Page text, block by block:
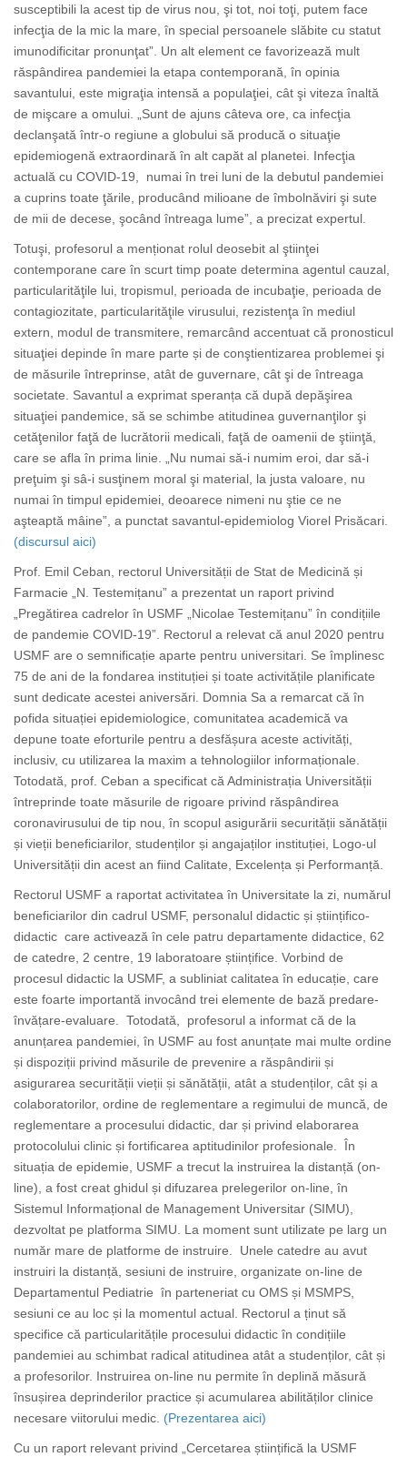
susceptibili la acest tip de virus nou, şi tot, noi toţi, putem face
infecţia de la mic la mare, în special persoanele slăbite cu statut
imunodificitar pronunţat”. Un alt element ce favorizează mult
răspândirea pandemiei la etapa contemporană, în opinia
savantului, este migraţia intensă a populaţiei, cât şi viteza înaltă
de mişcare a omului. „Sunt de ajuns câteva ore, ca infecţia
declanşată într-o regiune a globului să producă o situaţie
epidemiogenă extraordinară în alt capăt al planetei. Infecţia
actuală cu COVID-19, numai în trei luni de la debutul pandemiei
a cuprins toate ţările, producând milioane de îmbolnăviri şi sute
de mii de decese, şocând întreaga lume”, a precizat expertul.
Totuşi, profesorul a menționat rolul deosebit al ştiinţei
contemporane care în scurt timp poate determina agentul cauzal,
particularităţile lui, tropismul, perioada de incubaţie, perioada de
contagiozitate, particularităţile virusului, rezistenţa în mediul
extern, modul de transmitere, remarcând accentuat că pronosticul
situaţiei depinde în mare parte și de conştientizarea problemei şi
de măsurile întreprinse, atât de guvernare, cât şi de întreaga
societate. Savantul a exprimat speranța că după depăşirea
situaţiei pandemice, să se schimbe atitudinea guvernanţilor şi
cetăţenilor faţă de lucrătorii medicali, faţă de oamenii de ştiinţă,
care se afla în prima linie. „Nu numai să-i numim eroi, dar să-i
preţuim şi sâ-i susţinem moral şi material, la justa valoare, nu
numai în timpul epidemiei, deoarece nimeni nu ştie ce ne
aşteaptă mâine”, a punctat savantul-epidemiolog Viorel Prisăcari.
(discursul aici)
Prof. Emil Ceban, rectorul Universității de Stat de Medicină și
Farmacie „N. Testemițanu” a prezentat un raport privind
„Pregătirea cadrelor în USMF „Nicolae Testemițanu” în condițiile
de pandemie COVID-19”. Rectorul a relevat că anul 2020 pentru
USMF are o semnificație aparte pentru universitari. Se împlinesc
75 de ani de la fondarea instituției și toate activitățile planificate
sunt dedicate acestei aniversări. Domnia Sa a remarcat că în
pofida situației epidemiologice, comunitatea academică va
depune toate eforturile pentru a desfășura aceste activități,
inclusiv, cu utilizarea la maxim a tehnologiilor informaționale.
Totodată, prof. Ceban a specificat că Administrația Universității
întreprinde toate măsurile de rigoare privind răspândirea
coronavirusului de tip nou, în scopul asigurării securității sănătății
și vieții beneficiarilor, studenților și angajaților instituției, Logo-ul
Universității din acest an fiind Calitate, Excelența și Performanță.
Rectorul USMF a raportat activitatea în Universitate la zi, numărul
beneficiarilor din cadrul USMF, personalul didactic și științifico-
didactic care activează în cele patru departamente didactice, 62
de catedre, 2 centre, 19 laboratoare științifice. Vorbind de
procesul didactic la USMF, a subliniat calitatea în educație, care
este foarte importantă invocând trei elemente de bază predare-
învățare-evaluare. Totodată, profesorul a informat că de la
anunțarea pandemiei, în USMF au fost anunțate mai multe ordine
și dispoziții privind măsurile de prevenire a răspândirii și
asigurarea securității vieții și sănătății, atât a studenților, cât și a
colaboratorilor, ordine de reglementare a regimului de muncă, de
reglementare a procesului didactic, dar și privind elaborarea
protocolului clinic și fortificarea aptitudinilor profesionale. În
situația de epidemie, USMF a trecut la instruirea la distanță (on-
line), a fost creat ghidul și difuzarea prelegerilor on-line, în
Sistemul Informațional de Management Universitar (SIMU),
dezvoltat pe platforma SIMU. La moment sunt utilizate pe larg un
număr mare de platforme de instruire. Unele catedre au avut
instruiri la distanță, sesiuni de instruire, organizate on-line de
Departamentul Pediatrie în parteneriat cu OMS și MSMPS,
sesiuni ce au loc și la momentul actual. Rectorul a ținut să
specifice că particularitățile procesului didactic în condițiile
pandemiei au schimbat radical atitudinea atât a studenților, cât și
a profesorilor. Instruirea on-line nu permite în deplină măsură
însușirea deprinderilor practice și acumularea abilităților clinice
necesare viitorului medic. (Prezentarea aici)
Cu un raport relevant privind „Cercetarea științifică la USMF